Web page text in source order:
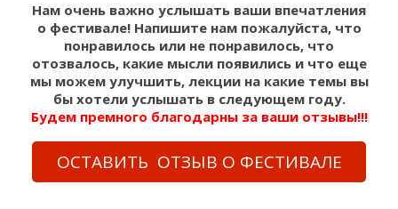
Нам очень важно услышать ваши впечатления
о фестивале! Напишите нам пожалуйста, что
понравилось или не понравилось, что
отозвалось, какие мысли появились и что еще
мы можем улучшить, лекции на какие темы вы
бы хотели услышать в следующем году.
Будем премного благодарны за ваши отзывы!!!
ОСТАВИТЬ ОТЗЫВ О ФЕСТИВАЛЕ